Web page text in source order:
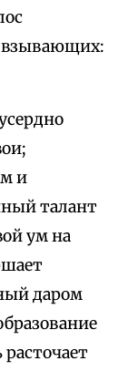
взывающих:
и
талант
ум на
даром